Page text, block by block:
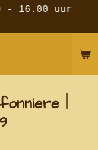
- 16.00 uur
|